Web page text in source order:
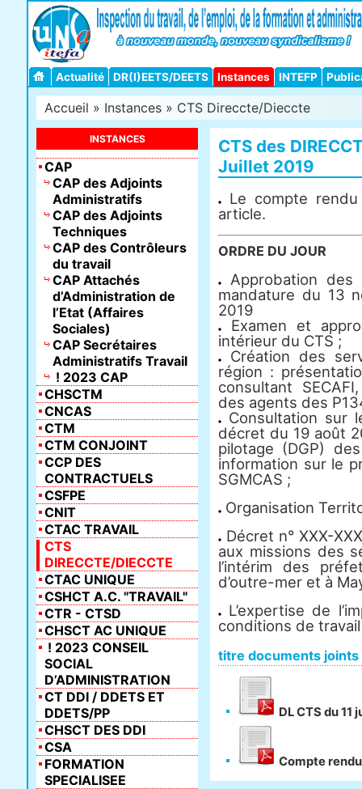
Actualité DR(I)EETS/DEETS Instances INTEFP
Accueil » Instances » CTS Direccte/Dieccte
CTS des
Juillet 2019
Le compte
article.
ORDRE DU JOUR
Approbation
mandature du 13
2019
Examen et
intérieur du CTS ;
Création des
région :
consultant
des agents des
Consultation sur
décret du 19 août
pilotage (DGP)
information sur le
SGMCAS ;
Organisation
Décret n° XXX-
aux missions des
l’intérim des
d’outre-mer et à
L’expertise de
conditions de travail
titre documents joints
DL CTS du 11
Compte
INSTANCES
CAP
CAP des Adjoints
Administratifs
CAP des Adjoints
Techniques
CAP des Contrôleurs
du travail
CAP Attachés
d’Administration de
l’Etat (Affaires
Sociales)
CAP Secrétaires
Administratifs Travail
! 2023 CAP
CHSCTM
CNCAS
CTM
CTM CONJOINT
CCP DES
CONTRACTUELS
CSFPE
CNIT
CTAC TRAVAIL
CTS
DIRECCTE/DIECCTE
CTAC UNIQUE
CSHCT A.C. "TRAVAIL"
CTR - CTSD
CHSCT AC UNIQUE
! 2023 CONSEIL
SOCIAL
D’ADMINISTRATION
CT DDI / DDETS ET
DDETS/PP
CHSCT DES DDI
CSA
FORMATION
SPECIALISEE